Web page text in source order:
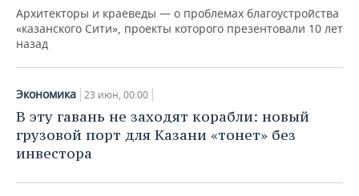
Архитекторы и краеведы — о проблемах благоустройства
«казанского Сити», проекты которого презентовали 10 лет
назад
Экономика 23 июн, 00:00
В эту гавань не заходят корабли: новый
грузовой порт для Казани «тонет» без
инвестора